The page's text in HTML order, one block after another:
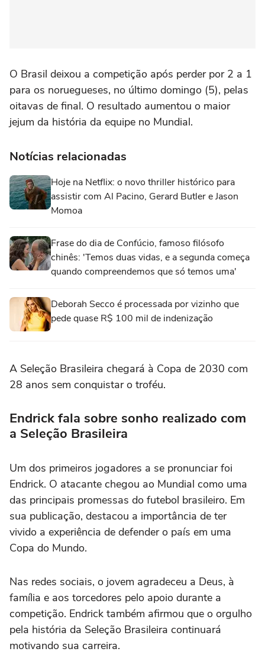
O Brasil deixou a competição após perder por 2 a 1
para os noruegueses, no último domingo (5), pelas
oitavas de final. O resultado aumentou o maior
jejum da história da equipe no Mundial.
Notícias relacionadas
Hoje na Netflix: o novo thriller histórico para
assistir com Al Pacino, Gerard Butler e Jason
Momoa
Frase do dia de Confúcio, famoso filósofo
chinês: 'Temos duas vidas, e a segunda começa
quando compreendemos que só temos uma'
Deborah Secco é processada por vizinho que
pede quase R$ 100 mil de indenização
A Seleção Brasileira chegará à Copa de 2030 com
28 anos sem conquistar o troféu.
Endrick fala sobre sonho realizado com
a Seleção Brasileira
Um dos primeiros jogadores a se pronunciar foi
Endrick. O atacante chegou ao Mundial como uma
das principais promessas do futebol brasileiro. Em
sua publicação, destacou a importância de ter
vivido a experiência de defender o país em uma
Copa do Mundo.
Nas redes sociais, o jovem agradeceu a Deus, à
família e aos torcedores pelo apoio durante a
competição. Endrick também afirmou que o orgulho
pela história da Seleção Brasileira continuará
motivando sua carreira.